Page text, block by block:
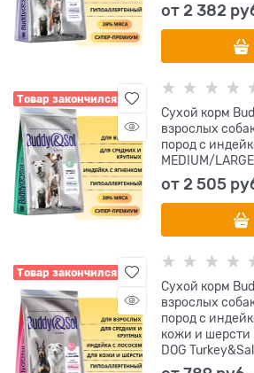
от2 382
Товар закончился
Сухой корм
взрослых
пород с
MEDIUM/
от2 505
Товар закончился
Сухой корм
взрослых
пород с
кожи и шерсти
DOG